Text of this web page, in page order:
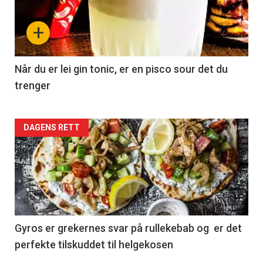
+
Når du er lei gin tonic, er en pisco sour det du
trenger
Forsiden
akkurat
nå
-
2
DAGENS RETT
Gyros er grekernes svar på rullekebab og er det
perfekte tilskuddet til helgekosen